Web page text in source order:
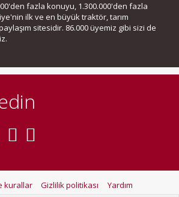
fazla konuyu, 1.300.000'den fazla
ilk ve en büyük traktör, tarım
sitesidir. 86.000 üyemiz gibi sizi de
kurallar Gizlilik politikası
Yardım